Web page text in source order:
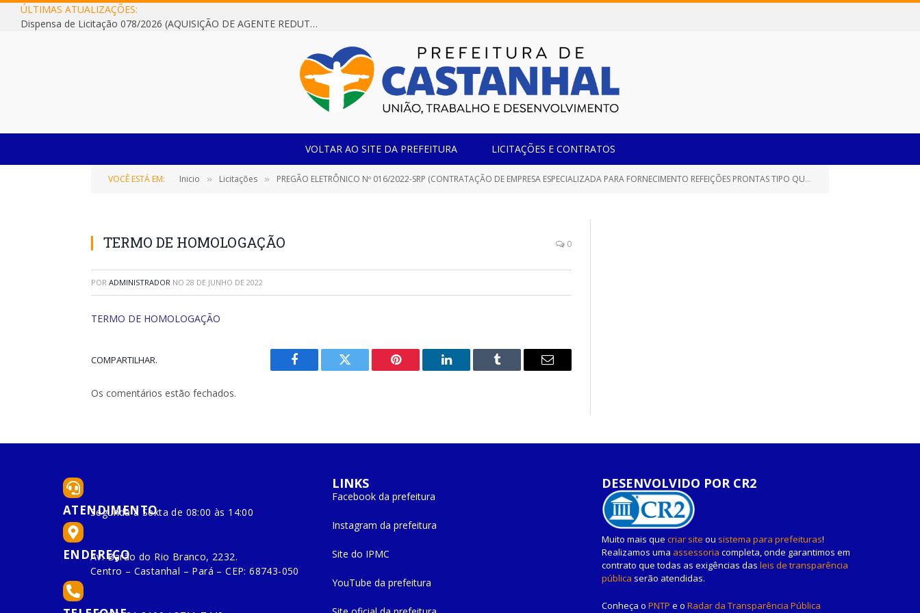
ÚLTIMAS ATUALIZAÇÕES:
Dispensa de Licitação 078/2026 (AQUISIÇÃO DE AGENTE REDUTOR LÍQUIDO AUTOMOTIVO – ARLA 32, PARA ATENDER A FROTA OFICIAL DE VEÍCULOS DA SECRETARIA MUNICIPAL DE EDUCAÇÃO DO MUNICÍPIO DE CASTANHAL/PA)
VOLTAR AO SITE DA PREFEITURA LICITAÇÕES E CONTRATOS
VOCÊ ESTÁ EM: Inicio » Licitações » PREGÃO ELETRÔNICO Nº 016/2022-SRP (CONTRATAÇÃO DE EMPRESA ESPECIALIZADA PARA FORNECIMENTO REFEIÇÕES PRONTAS TIPO QUENTINHA)
TERMO DE HOMOLOGAÇÃO 0
POR ADMINISTRADOR NO 28 DE JUNHO DE 2022
TERMO DE HOMOLOGAÇÃO
COMPARTILHAR.
Facebook Twitter Pinterest
O
Tumblr
E-
Os comentários estão fechados.
ATENDIMENTO
Segunda à Sexta de 08:00 às 14:00
ENDEREÇO
Av. Barão do Rio Branco, 2232.
Centro – Castanhal – Pará – CEP: 68743-050
LINKS
Facebook da prefeitura
Instagram da prefeitura
Site do IPMC
YouTube da prefeitura
DESENVOLVIDO POR CR2
Muito mais que criar site ou sistema para prefeituras!
Realizamos uma assessoria completa, onde garantimos em
contrato que todas as exigências das leis de transparência
pública serão atendidas.
Conheça o PNTP e o Radar da Transparência Pública